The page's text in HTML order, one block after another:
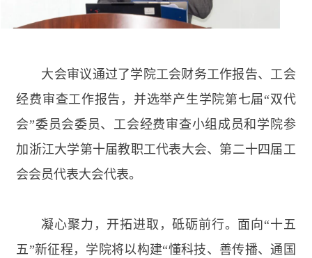
大会审议通过了学院工会财务工作报告、工会
经费审查工作报告，并选举产生学院第七届“双代
会”委员会委员、工会经费审查小组成员和学院参
加浙江大学第十届教职工代表大会、第二十四届工
会会员代表大会代表。
凝心聚力，开拓进取，砥砺前行。面向“十五
五”新征程，学院将以构建“懂科技、善传播、通国